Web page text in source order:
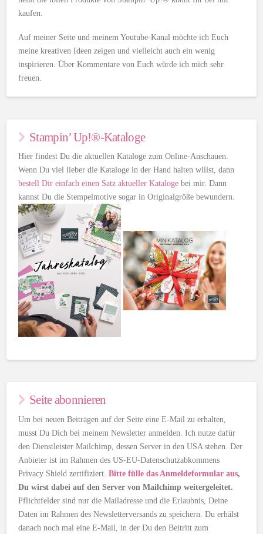
kaufen.
Auf meiner Seite und meinem Youtube-Kanal möchte ich Euch
meine kreativen Ideen zeigen und vielleicht auch ein wenig
inspirieren. Über Kommentare von Euch würde ich mich sehr
freuen.
Stampin’ Up!®-Kataloge
Hier findest Du die aktuellen Kataloge zum Online-Anschauen.
Wenn Du viel lieber die Kataloge in der Hand halten willst, dann
bestell Dir einfach einen Satz aktueller Kataloge bei mir. Dann
kannst Du die Stempelmotive sogar in Originalgröße bewundern.
Seite abonnieren
Um bei neuen Beiträgen auf der Seite eine E-Mail zu erhalten,
musst Du Dich bei meinem Newsletter anmelden. Ich nutze dafür
den Dienstleister Mailchimp, dessen Server in den USA stehen. Der
Anbieter ist im Rahmen des US-EU-Datenschutzabkommens
Privacy Shield zertifiziert.Bitte fülle das Anmeldeformular aus,
Du wirst dabei auf den Server von Mailchimp weitergeleitet.
Pflichtfelder sind nur die Mailadresse und die Erlaubnis, Deine
Daten im Rahmen des Newsletterversands zu speichern. Du erhälst
danach noch mal eine E-Mail, in der Du den Beitritt zum